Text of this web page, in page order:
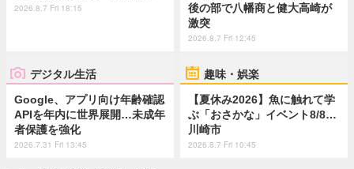
2026.8.7 Fri 18:15
後の部で八幡商と健大高崎が
激突
2026.8.7 Fri 12:45
デジタル生活
Google、アプリ向け年齢確認
APIを年内に世界展開…未成年
者保護を強化
2026.7.31 Fri 13:45
趣味・娯楽
【夏休み2026】魚に触れて学
ぶ「おさかな」イベント8/8…
川崎市
2026.8.7 Fri 10:45